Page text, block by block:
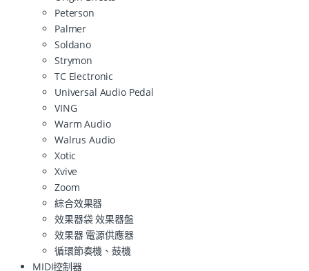
Peterson
Palmer
Soldano
Strymon
TC Electronic
Universal Audio Pedal
VING
Warm Audio
Walrus Audio
Xotic
Xvive
Zoom
綜合效果器
效果器袋 效果器盤
效果器 電源供應器
循環節奏機、鼓機
MIDI控制器